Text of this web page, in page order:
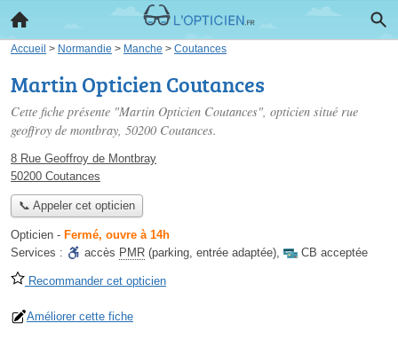
Accueil > Normandie > Manche > Coutances
Martin Opticien Coutances
Cette fiche présente "Martin Opticien Coutances", opticien situé rue
geoffroy de montbray, 50200 Coutances.
8 Rue Geoffroy de Montbray
50200 Coutances
📞 Appeler cet opticien
Opticien - Fermé, ouvre à 14h
Services :
accès PMR (parking, entrée adaptée), CB acceptée
Recommander cet opticien
Améliorer cette fiche